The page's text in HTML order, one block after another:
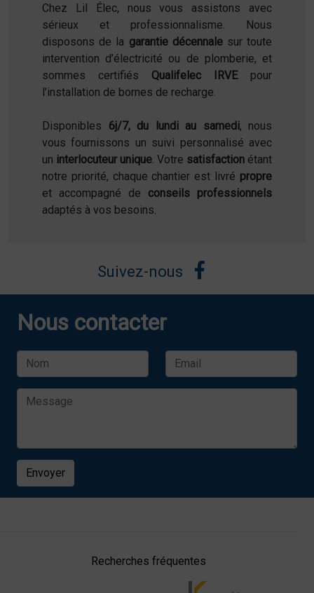
Chez Lil Élec, nous vous assistons avec
sérieux et professionnalisme. Nous
disposons de la garantie décennalesur toute
intervention d’électricité ou de plomberie, et
sommes certifiés Qualifelec IRVEpour
l’installation de bornes de recharge.
Disponibles 6j/7, du lundi au samedi, nous
vous fournissons un suivi personnalisé avec
un interlocuteur unique. Votre satisfaction étant
notre priorité, chaque chantier est livré propre
et accompagné de conseils professionnels
adaptés à vos besoins.
Suivez-nous
Nous contacter
Envoyer
Recherches fréquentes